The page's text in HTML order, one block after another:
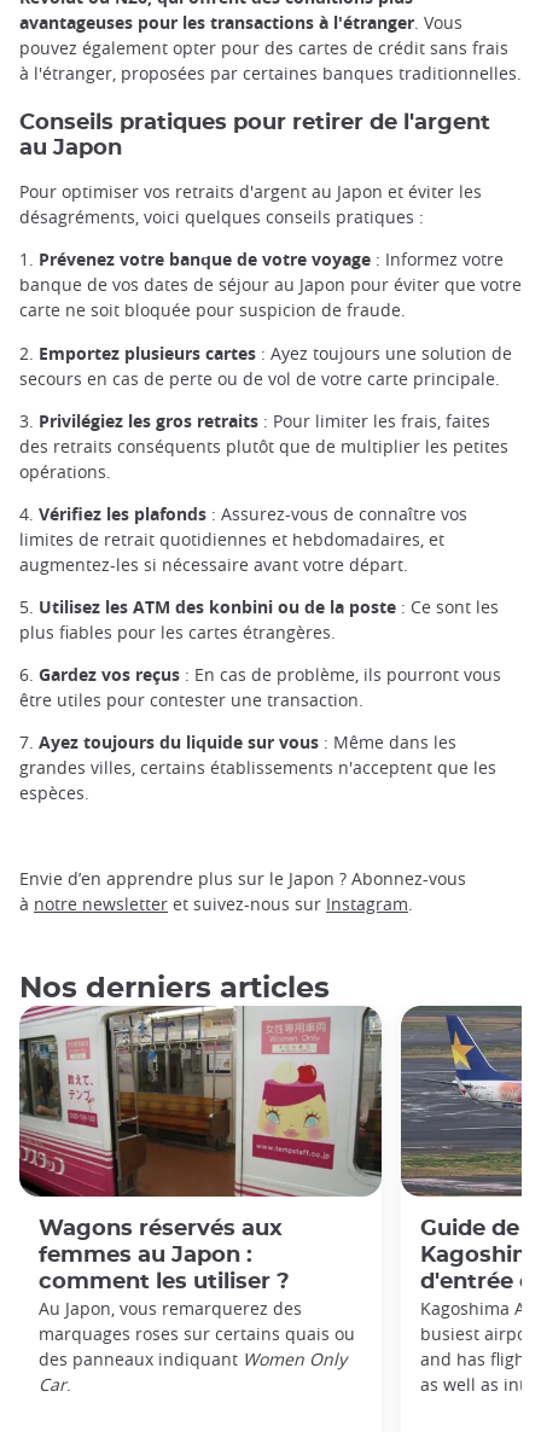
avantageuses pour les transactions à l'étranger. Vous
pouvez également opter pour des cartes de crédit sans frais
à l'étranger, proposées par certaines banques traditionnelles.
Conseils pratiques pour retirer de l'argent
au Japon
Pour optimiser vos retraits d'argent au Japon et éviter les
désagréments, voici quelques conseils pratiques :
1. Prévenez votre banque de votre voyage : Informez votre
banque de vos dates de séjour au Japon pour éviter que votre
carte ne soit bloquée pour suspicion de fraude.
2. Emportez plusieurs cartes : Ayez toujours une solution de
secours en cas de perte ou de vol de votre carte principale.
3. Privilégiez les gros retraits : Pour limiter les frais, faites
des retraits conséquents plutôt que de multiplier les petites
opérations.
4. Vérifiez les plafonds : Assurez-vous de connaître vos
limites de retrait quotidiennes et hebdomadaires, et
augmentez-les si nécessaire avant votre départ.
5. Utilisez les ATM des konbini ou de la poste : Ce sont les
plus fiables pour les cartes étrangères.
6. Gardez vos reçus : En cas de problème, ils pourront vous
être utiles pour contester une transaction.
7. Ayez toujours du liquide sur vous : Même dans les
grandes villes, certains établissements n'acceptent que les
espèces.
Envie d’en apprendre plus sur le Japon ? Abonnez-vous
à notre newsletter et suivez-nous sur Instagram
Nos derniers articles
Wagons réservés aux
femmes au Japon :
comment les utiliser ?
Au Japon, vous remarquerez des
marquages roses sur certains quais ou
des panneaux indiquant Women Only
Car.
Guide de
d'entrée
Kagoshima
busiest
and has flights
as well as